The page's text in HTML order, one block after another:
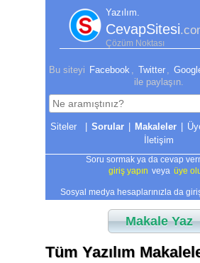
Yazılım.
CevapSitesi
Çözüm Noktası
Bu siteyi Facebook Twitter
ile paylaşın.
| Sorular | Makaleler |
İletişim
Soru sormak ya da cevap
giriş yapın veya üye
Sosyal medya hesaplarınızla da
Makale Yaz
Tüm Yazılım